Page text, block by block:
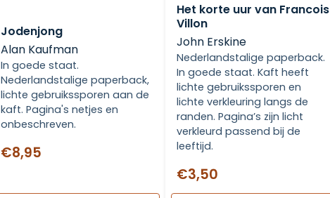
Jodenjong
Alan Kaufman
In goede staat.
Nederlandstalige paperback,
lichte gebruikssporen aan de
kaft. Pagina's netjes en
onbeschreven.
€8,95
Het korte uur van Francois
Villon
John Erskine
Nederlandstalige paperback.
In goede staat. Kaft heeft
lichte gebruikssporen en
lichte verkleuring langs de
randen. Pagina’s zijn licht
verkleurd passend bij de
leeftijd.
€3,50